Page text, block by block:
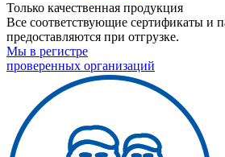
Только качественная продукция
Все соответствующие сертификаты и
предоставляются при отгрузке.
Мы в регистре
проверенных организаций